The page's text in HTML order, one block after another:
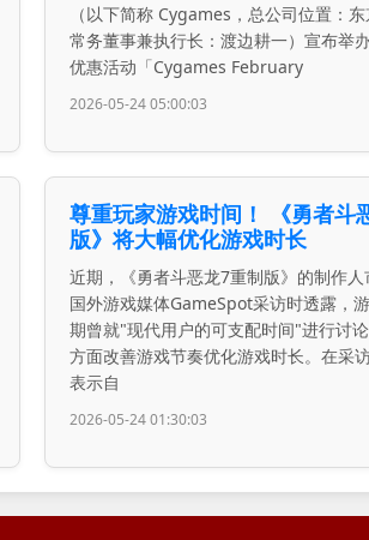
（以下简称 Cygames，总公司位置：东
常务董事兼执行长：渡边耕一）宣布举
优惠活动「Cygames February
2026-05-24 05:00:03
尊重玩家游戏时间！ 《勇者斗
版》将大幅优化游戏时长
近期，《勇者斗恶龙7重制版》的制作
国外游戏媒体GameSpot采访时透露，
期曾就"现代用户的可支配时间"进行讨
方面改善游戏节奏优化游戏时长。在采
表示自
2026-05-24 01:30:03